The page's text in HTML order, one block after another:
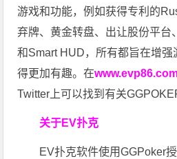
游戏和功能，例如获得专利的
弃牌、黄金转盘、出让股份平台
和Smart HUD，所有都旨在增强
得更加有趣。在
Twitter上可以找到有关
关于EV扑克
EV扑克软件使用GGPoker